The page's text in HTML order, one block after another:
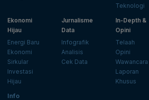
Teknologi
Ekonomi
Hijau
Energi Baru
Ekonomi
Sirkular
Investasi
Hijau
Jurnalisme
Data
Infografik
Analisis
Cek Data
In-Depth &
Opini
Telaah
Opini
Wawancara
Laporan
Khusus
Info